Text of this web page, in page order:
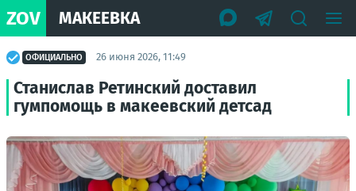
ZOV МАКЕЕВКА
ОФИЦИАЛЬНО 26 июня 2026, 11:49
Станислав Ретинский доставил
гумпомощь в макеевский детсад